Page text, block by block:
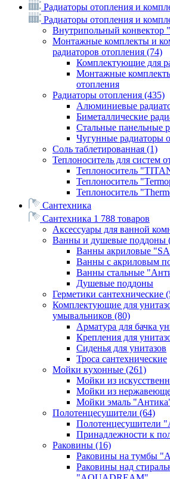
Радиаторы отопления и
Радиаторы отопления и
Внутрипольный конвектор
Монтажные комплекты и
радиаторов отопления (74)
Комплектующие для
Монтажные
отопления
Радиаторы отопления (435)
Алюминиевые
Биметаллические
Стальные панельные
Чугунные радиаторы
Соль таблетированная (1)
Теплоноситель для систем
Теплоноситель
Теплоноситель
Теплоноситель
Сантехника
Сантехника 1 788 товаров
Аксессуары для ванной
Ванны и душевые поддоны
Ванны акриловые
Ванны с акриловым
Ванны стальные
Душевые поддоны
Герметики сантехнические
Комплектующие для
умывальников (80)
Арматура для бачка
Крепления для
Сиденья для унитазов
Троса сантехнические
Мойки кухонные (261)
Мойки из
Мойки из
Мойки эмаль
Полотенцесушители (64)
Полотенцесушители
Принадлежности к
Раковины (16)
Раковины на тумбы
Раковины над